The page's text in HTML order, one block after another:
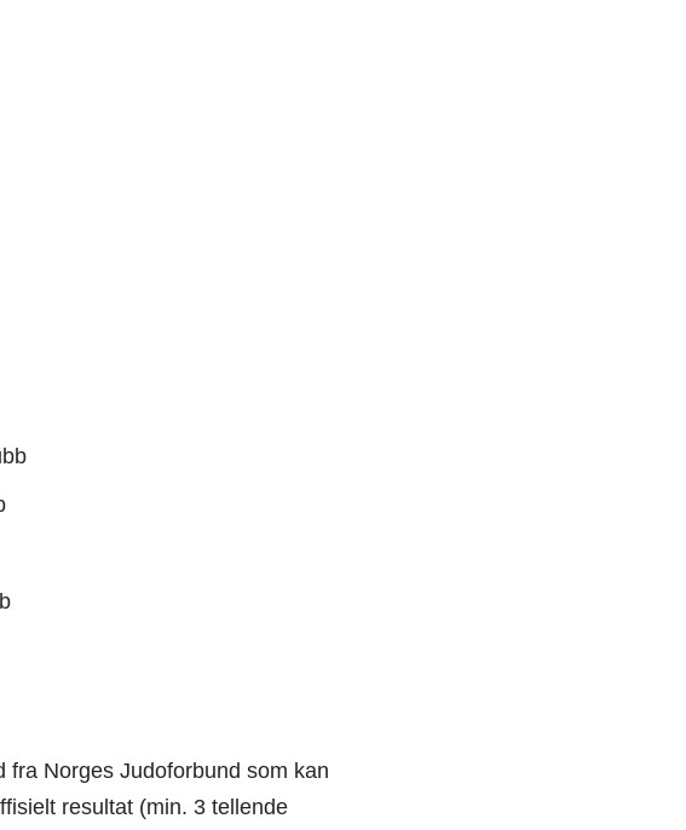
Norges Judoforbund som kan
resultat (min. 3 tellende